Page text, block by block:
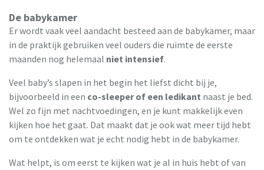
De babykamer
Er wordt vaak veel aandacht besteed aan de babykamer, maar
in de praktijk gebruiken veel ouders die ruimte de eerste
maanden nog helemaal niet intensief.
Veel baby’s slapen in het begin het liefst dicht bij je,
bijvoorbeeld in een co-sleeper of een ledikant naast je bed.
Wel zo fijn met nachtvoedingen, en je kunt makkelijk even
kijken hoe het gaat. Dat maakt dat je ook wat meer tijd hebt
om te ontdekken wat je echt nodig hebt in de babykamer.
Wat helpt, is om eerst te kijken wat je al in huis hebt of van